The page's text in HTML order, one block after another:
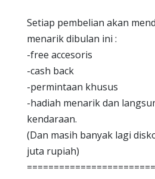
Setiap pembelian akan
menarik dibulan ini :
-free accesoris
-cash back
-permintaan khusus
-hadiah menarik dan
kendaraan.
(Dan masih banyak lagi
juta rupiah)